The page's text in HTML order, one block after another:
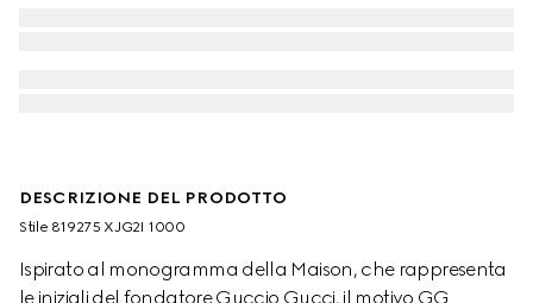
DESCRIZIONE DEL PRODOTTO
Stile ‎819275 XJG2I 1000
Ispirato al monogramma della Maison, che rappresenta
le iniziali del fondatore Guccio Gucci, il motivo GG